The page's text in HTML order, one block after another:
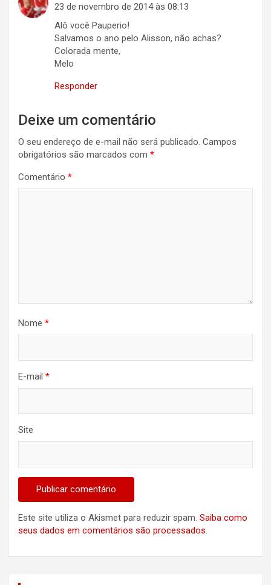
23 de novembro de 2014 às 08:13
Alô você Pauperio!
Salvamos o ano pelo Alisson, não achas?
Colorada mente,
Melo
Responder
Deixe um comentário
O seu endereço de e-mail não será publicado. Campos
obrigatórios são marcados com *
Comentário *
Nome *
E-mail *
Site
Este site utiliza o Akismet para reduzir spam. Saiba como
seus dados em comentários são processados.